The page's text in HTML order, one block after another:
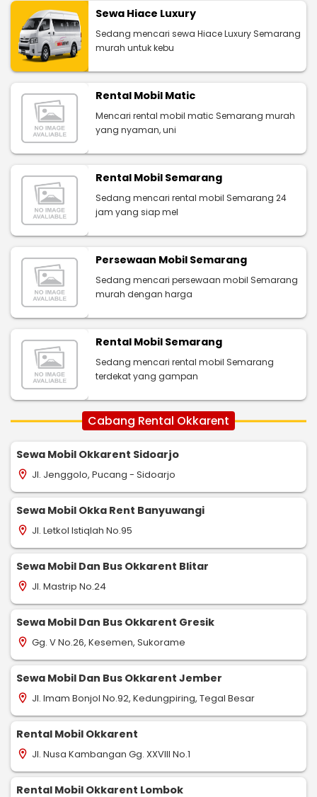
Sewa Hiace Luxury
Sedang mencari sewa Hiace Luxury Semarang
murah untuk kebu
Rental Mobil Matic
Mencari rental mobil matic Semarang murah
yang nyaman, uni
Rental Mobil Semarang
Sedang mencari rental mobil Semarang 24
jam yang siap mel
Persewaan Mobil Semarang
Sedang mencari persewaan mobil Semarang
murah dengan harga
Rental Mobil Semarang
Sedang mencari rental mobil Semarang
terdekat yang gampan
Cabang Rental Okkarent
Sewa Mobil Okkarent Sidoarjo
location_on Jl. Jenggolo, Pucang - Sidoarjo
Sewa Mobil Okka Rent Banyuwangi
location_on Jl. Letkol Istiqlah No.95
Sewa Mobil Dan Bus Okkarent Blitar
location_on Jl. Mastrip No.24
Sewa Mobil Dan Bus Okkarent Gresik
location_on Gg. V No.26, Kesemen, Sukorame
Sewa Mobil Dan Bus Okkarent Jember
location_on Jl. Imam Bonjol No.92, Kedungpiring, Tegal Besar
Rental Mobil Okkarent
location_on Jl. Nusa Kambangan Gg. XXVIII No.1
Rental Mobil Okkarent Lombok